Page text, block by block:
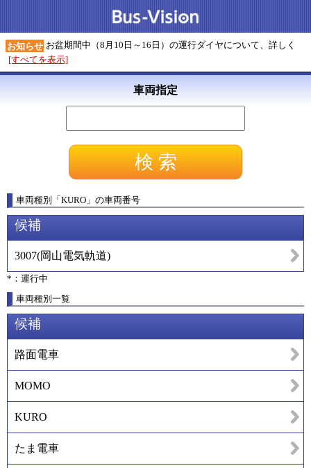
お知らせ お盆期間中（8月10日～16日）の運行ダイヤについて、詳しく
[すべてを表示]
車両指定
車両種別 「KURO 」 の車両番号
候補
3007(岡山電気軌道)
*：運行中
車両種別一覧
候補
路面電車
MOMO
KURO
たま電車